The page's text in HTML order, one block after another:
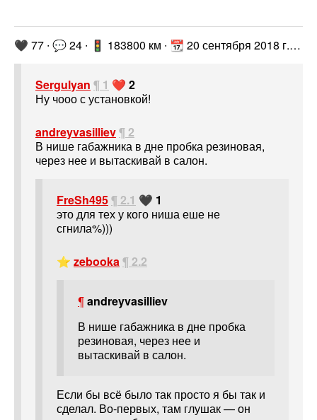
🖤 77 ∙ 💬 24 ∙ 🚦 183800 км ∙ 📆 20 сентября 2018 г. ∙
Sergulyan ¶ 1 ❤️ 2
Ну чооо с установкой!
andreyvasilliev¶ 2
В нише габажника в дне пробка резиновая,
через нее и вытаскивай в салон.
FreSh495¶ 2.1 🖤 1
это для тех у кого ниша еше не
сгнила%)))
⭐ zebooka¶ 2.2
¶andreyvasilliev
В нише габажника в дне пробка
резиновая, через нее и
вытаскивай в салон.
Если бы всё было так просто я бы так и
сделал. Во-первых, там глушак — он